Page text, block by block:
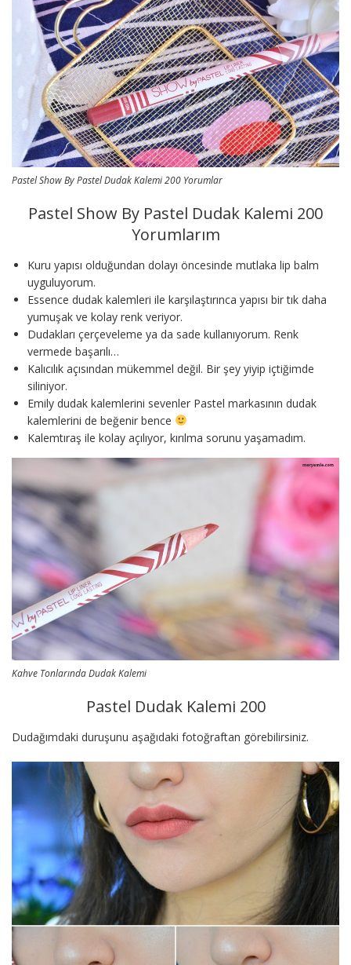
Pastel Show By Pastel Dudak Kalemi 200 Yorumlar
Pastel Show By Pastel Dudak Kalemi 200
Yorumlarım
Kuru yapısı olduğundan dolayı öncesinde mutlaka lip balm
uyguluyorum.
Essence dudak kalemleri ile karşılaştırınca yapısı bir tık daha
yumuşak ve kolay renk veriyor.
Dudakları çerçeveleme ya da sade kullanıyorum. Renk
vermede başarılı…
Kalıcılık açısından mükemmel değil. Bir şey yiyip içtiğimde
siliniyor.
Emily dudak kalemlerini sevenler Pastel markasının dudak
kalemlerini de beğenir bence
Kalemtıraş ile kolay açılıyor, kırılma sorunu yaşamadım.
Kahve Tonlarında Dudak Kalemi
Pastel Dudak Kalemi 200
Dudağımdaki duruşunu aşağıdaki fotoğraftan görebilirsiniz.